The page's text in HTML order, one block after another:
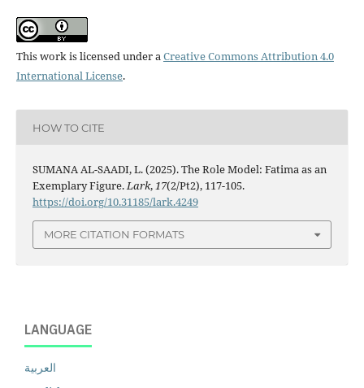
This work is licensed under aCreative Commons Attribution 4.0
International License.
HOW TO CITE
SUMANA AL-SAADI, L. (2025). The Role Model: Fatima as an
Exemplary Figure.Lark,17(2/Pt2), 117-105.
https://doi.org/10.31185/lark.4249
MORE CITATION FORMATS
LANGUAGE
العربية